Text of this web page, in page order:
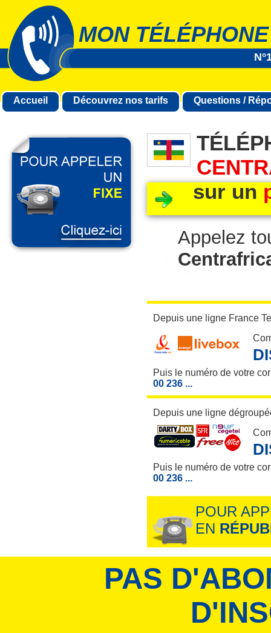
MON
Accueil Découvrez nos tarifs Questions /
sur un
Appelez
Depuis une ligne France
Puis le numéro de votre
00 236 ...
Depuis une ligne
Puis le numéro de votre
00 236 ...
POUR
EN
PAS